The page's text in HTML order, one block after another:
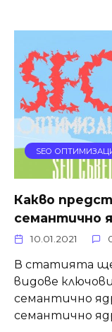
SEO
Какво
семантично
10.01.2021
В статията
видове
семантично
семантично